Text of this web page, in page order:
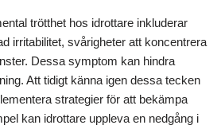
trötthet hos idrottare inkluderar
irritabilitet, svårigheter att koncentrera
Dessa symptom kan hindra
Att tidigt känna igen dessa tecken
strategier för att bekämpa
kan idrottare uppleva en nedgång i